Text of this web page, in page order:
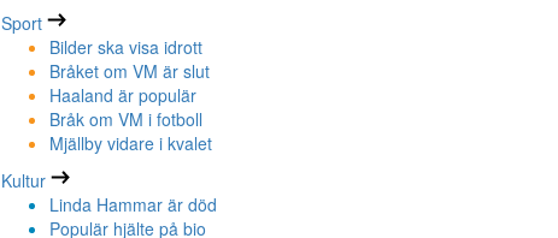
Sport
Bilder ska visa idrott
Bråket om VM är slut
Haaland är populär
Bråk om VM i fotboll
Mjällby vidare i kvalet
Kultur
Linda Hammar är död
Populär hjälte på bio